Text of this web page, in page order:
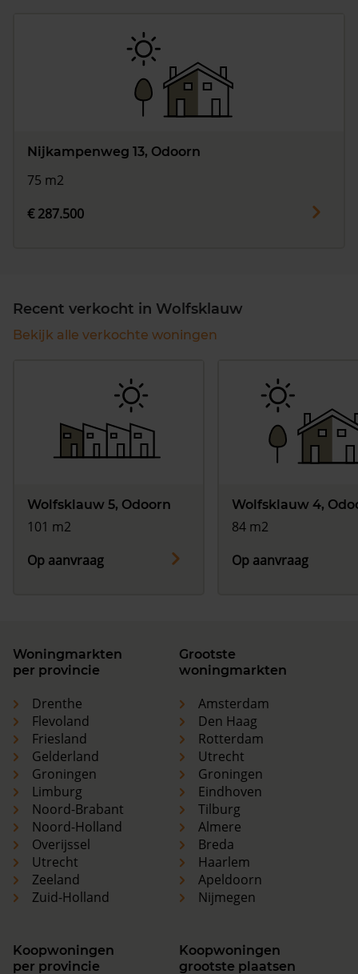
Nijkampenweg 13, Odoorn
75 m2
€ 287.500
Recent verkocht in Wolfsklauw
Bekijk alle verkochte woningen
Wolfsklauw 5, Odoorn
101 m2
Op aanvraag
Wolfsklauw 4,
84 m2
Op aanvraag
Woningmarkten
per provincie
Drenthe
Flevoland
Friesland
Gelderland
Groningen
Limburg
Noord-Brabant
Noord-Holland
Overijssel
Utrecht
Zeeland
Zuid-Holland
Grootste
woningmarkten
Amsterdam
Den Haag
Rotterdam
Utrecht
Groningen
Eindhoven
Tilburg
Almere
Breda
Haarlem
Apeldoorn
Nijmegen
Koopwoningen
per provincie
Koopwoningen
grootste plaatsen